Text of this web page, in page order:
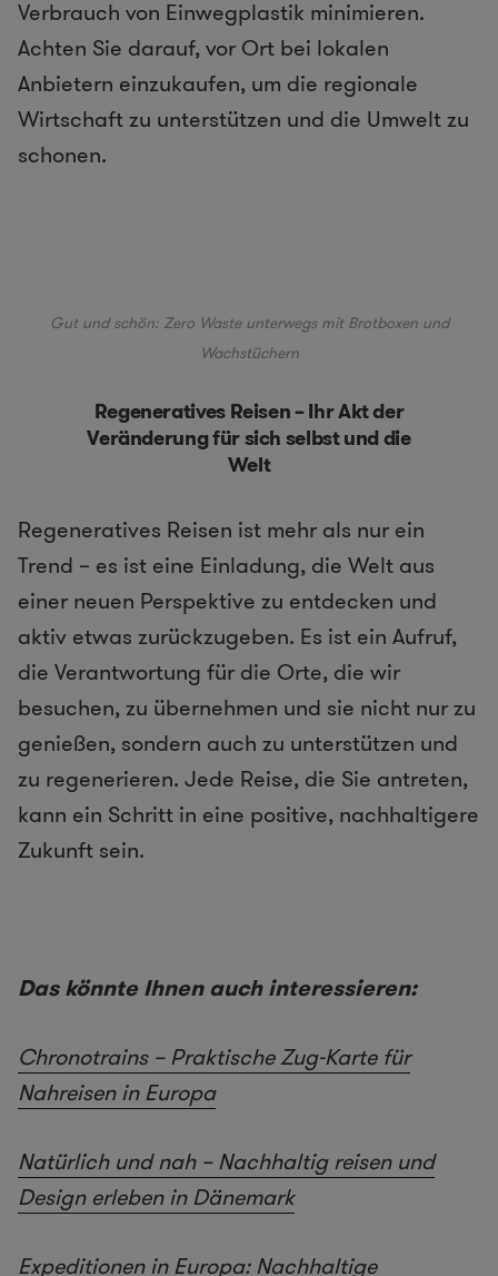
Verbrauch von Einwegplastik minimieren.
Achten Sie darauf, vor Ort bei lokalen
Anbietern einzukaufen, um die regionale
Wirtschaft zu unterstützen und die Umwelt zu
schonen.
Gut und schön: Zero Waste unterwegs mit Brotboxen und
Wachstüchern
Regeneratives Reisen – Ihr Akt der
Veränderung für sich selbst und die
Welt
Regeneratives Reisen ist mehr als nur ein
Trend – es ist eine Einladung, die Welt aus
einer neuen Perspektive zu entdecken und
aktiv etwas zurückzugeben. Es ist ein Aufruf,
die Verantwortung für die Orte, die wir
besuchen, zu übernehmen und sie nicht nur zu
genießen, sondern auch zu unterstützen und
zu regenerieren. Jede Reise, die Sie antreten,
kann ein Schritt in eine positive, nachhaltigere
Zukunft sein.
Das könnte Ihnen auch interessieren:
Chronotrains – Praktische Zug-Karte für
Nahreisen in Europa
Natürlich und nah – Nachhaltig reisen und
Design erleben in Dänemark
Expeditionen in Europa: Nachhaltige